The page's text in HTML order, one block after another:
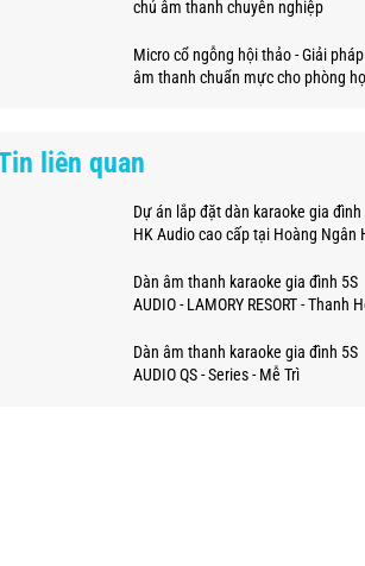
Cách chống hú micro: Bí quyết làm
Micro cổ ngỗng hội thảo - Giải pháp
Tin liên quan
Dự án lắp đặt dàn karaoke gia đình
Nội
Dàn âm thanh karaoke gia đình 5S
Dàn âm thanh karaoke gia đình 5S